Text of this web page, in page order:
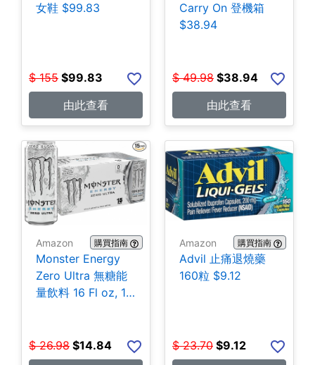
女鞋 $99.83
$ 155 $99.83
由此查看
Carry On 登機箱
$38.94
$ 49.98 $38.94
由此查看
Amazon 購買指南
Monster Energy
Zero Ultra 無糖能
量飲料 16 Fl oz, 15
$ 26.98 $14.84
Amazon 購買指南
Advil 止痛退燒藥
160粒 $9.12
$ 23.70 $9.12